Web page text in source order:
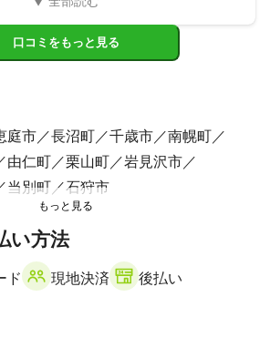
口コミをもっと見る
庭市 長沼町 千歳市
南幌町
由仁町 栗山町
岩見沢市
当別町 石狩市
い方法
ド 現地決済 後払い